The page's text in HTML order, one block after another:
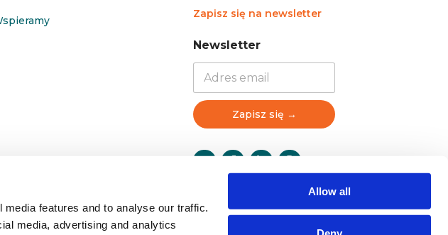
features and to analyse our traffic.
media, advertising and analytics
Allow all
Zapisz się na newsletter
N
e
t
e
N
e
t
e
w
Newsletter
Zapisz się →